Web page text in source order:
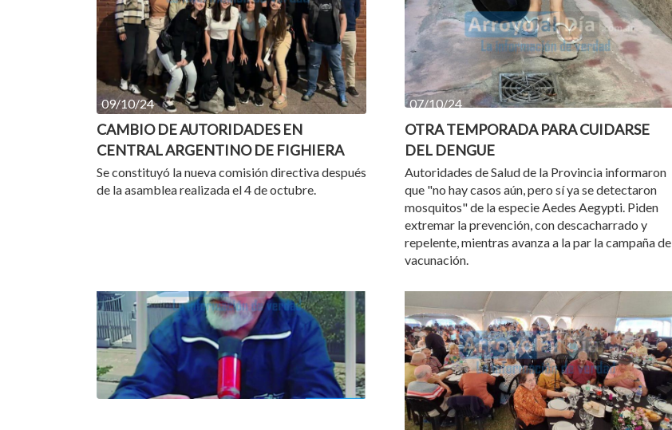
09/10/24
CAMBIO DE AUTORIDADES EN
CENTRAL ARGENTINO DE FIGHIERA
Se constituyó la nueva comisión directiva después
de la asamblea realizada el 4 de octubre.
07/10/24
OTRA TEMPORADA PARA CUIDARSE
DEL DENGUE
Autoridades de Salud de la Provincia informaron
que "no hay casos aún, pero sí ya se detectaron
mosquitos" de la especie Aedes Aegypti. Piden
extremar la prevención, con descacharrado y
repelente, mientras avanza a la par la campaña de
vacunación.